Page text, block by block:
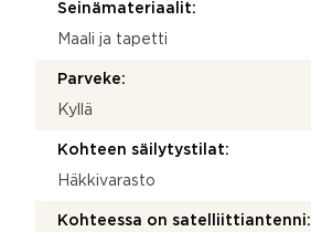
Seinämateriaalit:
Maali ja tapetti
Parveke:
Kyllä
Kohteen säilytystilat:
Häkkivarasto
Kohteessa on satelliittiantenni: